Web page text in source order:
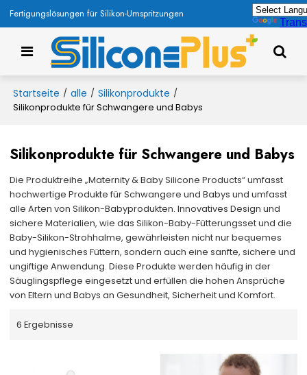
Fertigungslösungen für Silikon-Umspritzungen
Startseite / alle / Silikonprodukte /
Silikonprodukte für Schwangere und Babys
Silikonprodukte für Schwangere und Babys
Die Produktreihe „Maternity & Baby Silicone Products“ umfasst
hochwertige Produkte für Schwangere und Babys und umfasst
alle Arten von Silikon-Babyprodukten. Innovatives Design und
sichere Materialien, wie das Silikon-Baby-Fütterungsset und die
Baby-Silikon-Strohhalme, gewährleisten nicht nur bequemes
und hygienisches Füttern, sondern auch eine sanfte, sichere und
ungiftige Anwendung. Diese Produkte werden häufig in der
Säuglingspflege eingesetzt und erfüllen die hohen Ansprüche
von Eltern und Babys an Gesundheit, Sicherheit und Komfort.
6 Ergebnisse